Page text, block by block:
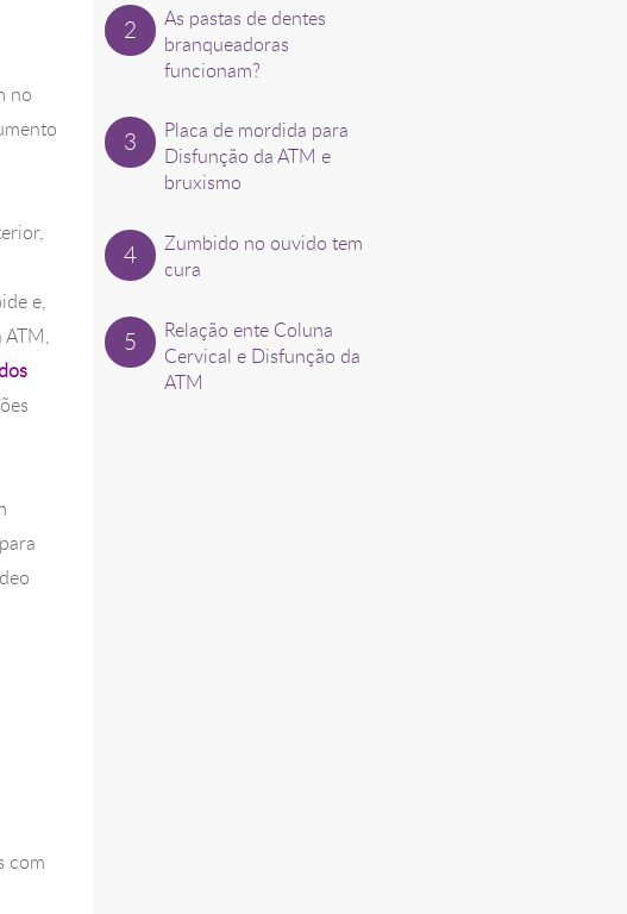
no
e,
com
As pastas de dentes
branqueadoras
funcionam?
Placa de mordida para
Disfunção da ATM e
bruxismo
Zumbido no ouvido tem
cura
Relação ente Coluna
Cervical e Disfunção da
ATM